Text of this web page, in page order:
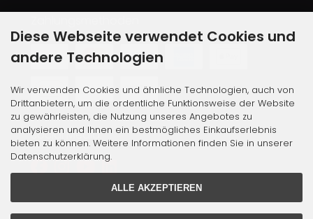
Social Media
Diese Webseite verwendet Cookies und
andere Technologien
Wir verwenden Cookies und ähnliche Technologien, auch von
Drittanbietern, um die ordentliche Funktionsweise der Website
zu gewährleisten, die Nutzung unseres Angebotes zu
analysieren und Ihnen ein bestmögliches Einkaufserlebnis
bieten zu können. Weitere Informationen finden Sie in unserer
Datenschutzerklärung.
ALLE AKZEPTIEREN